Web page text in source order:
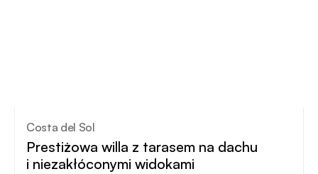
Costa del Sol
Prestiżowa willa z tarasem na dachu
i niezakłóconymi widokami